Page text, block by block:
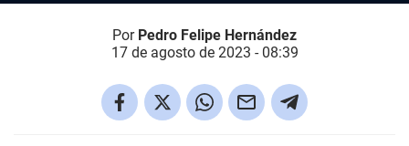
Por Pedro Felipe Hernández
17 de agosto de 2023 - 08:39